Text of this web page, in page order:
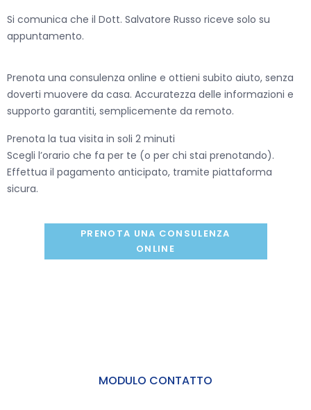
Si comunica che il Dott. Salvatore Russo riceve solo su
appuntamento.
Prenota una consulenza online e ottieni subito aiuto, senza
doverti muovere da casa. Accuratezza delle informazioni e
supporto garantiti, semplicemente da remoto.
Prenota la tua visita in soli 2 minuti
Scegli l’orario che fa per te (o per chi stai prenotando).
Effettua il pagamento anticipato, tramite piattaforma
sicura.
PRENOTA UNA CONSULENZA
ONLINE
MODULO CONTATTO